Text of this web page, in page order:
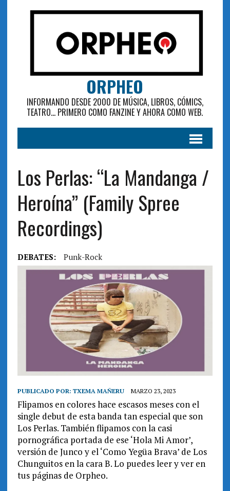
ORPHEO
INFORMANDO DESDE 2000 DE MÚSICA, LIBROS, CÓMICS,
TEATRO... PRIMERO COMO FANZINE Y AHORA COMO WEB.
Los Perlas: “La Mandanga /
Heroína” (Family Spree
Recordings)
DEBATES: Punk-Rock
PUBLICADO POR: TXEMA MAÑERU MARZO 23, 2023
Flipamos en colores hace escasos meses con el
single debut de esta banda tan especial que son
Los Perlas. También flipamos con la casi
pornográfica portada de ese ‘Hola Mi Amor’,
versión de Junco y el ‘Como Yegüa Brava’ de Los
Chunguitos en la cara B. Lo puedes leer y ver en
tus páginas de Orpheo.